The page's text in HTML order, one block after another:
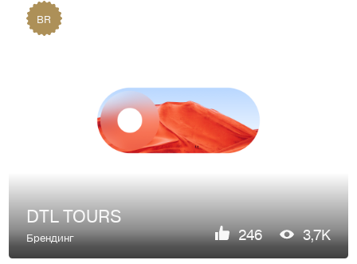
BR
DTL TOURS
Брендинг 246 3,7K